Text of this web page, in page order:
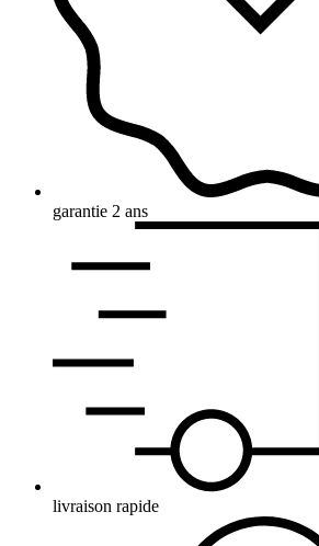
garantie 2 ans
livraison rapide